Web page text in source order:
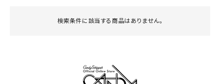
検索条件に該当する商品はありません。